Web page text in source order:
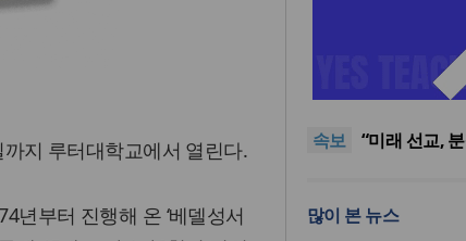
까지 루터대학교에서 열린다.
년부터 진행해 온 ‘베델성서
속보
[최원호 목사
말씀은 같은
美 이민구금
“미사일 속에
“미래 선교,
발
말씀은 같은데
美 이민구금
많이 본 뉴스